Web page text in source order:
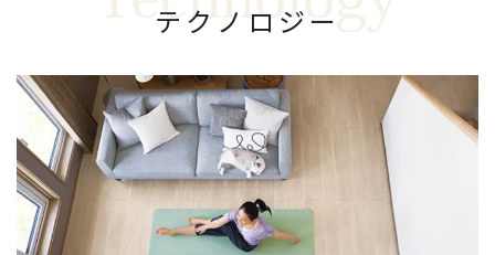
テ ク ノ ロ ジ ー